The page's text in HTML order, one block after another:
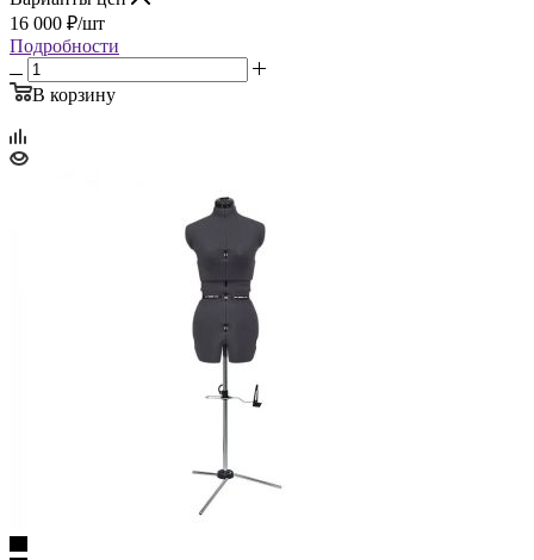
16 000 ₽/шт
Подробности
В корзину